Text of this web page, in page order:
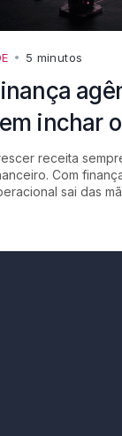
• 5 minutos
inchar
receita
Com
sai das